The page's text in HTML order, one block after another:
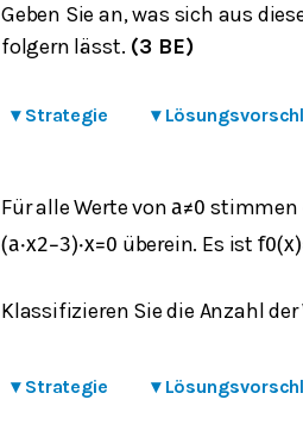
Geben Sie an, was sich aus
folgern lässt. (3 BE)
▾ Strategie ▾
Für alle Werte vona≠0 stimmen
(a⋅x2−3)⋅x=0 überein. Es ist f0(x)
Klassifizieren Sie die Anzahl
▾ Strategie ▾